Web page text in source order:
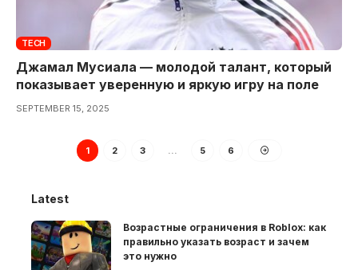
TECH
Джамал Мусиала — молодой талант, который
показывает уверенную и яркую игру на поле
SEPTEMBER 15, 2025
1 2 3 … 5 6
Latest
Возрастные ограничения в Roblox: как
правильно указать возраст и зачем
это нужно